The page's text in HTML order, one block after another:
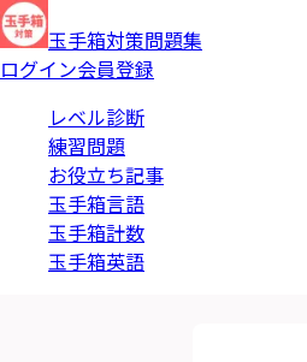
玉手箱対策問題集
ログイン会員登録
レベル診断
練習問題
お役立ち記事
玉手箱言語
玉手箱計数
玉手箱英語